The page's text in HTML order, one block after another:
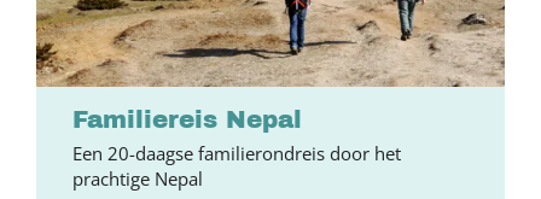
Familiereis Nepal
Een 20-daagse familierondreis door het
prachtige Nepal